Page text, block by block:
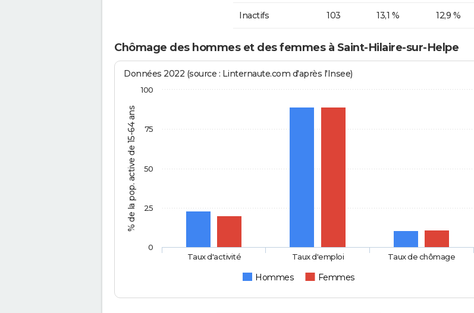
Inactifs 103 13,1 % 12,9 %
Chômage des hommes et des femmes à Saint-Hilaire-sur-Helpe
% de la pop. active de 15-64 ans
Données 2022 (source : Linternaute.com d'après l'Insee)
Hommes Femmes
Taux d'activité Taux d'emploi Taux de chômage
0
25
50
75
100